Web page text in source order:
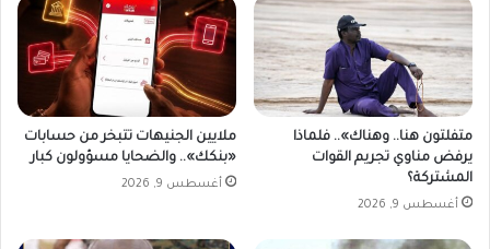
ي
و
ا
ل
م
ق
ا
و
ة
متفلتون هنا.. وهناك».. فلماذا
يرفض مناوي تجريم القوات
المشتركة؟
أغسطس 9, 2026
ملايين الجنيهات تتبخر من حسابات
«بنكك».. والضحايا مسؤولون كبار
أغسطس 9, 2026